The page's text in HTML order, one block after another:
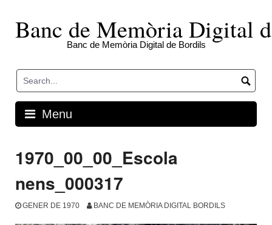
contentBanc de Memòria Digital
Banc de Memòria Digital de Bordils
Menu
1970_00_00_Escola
nens_000317
GENER DE 1970 BANC DE MEMÒRIA DIGITAL BORDILS